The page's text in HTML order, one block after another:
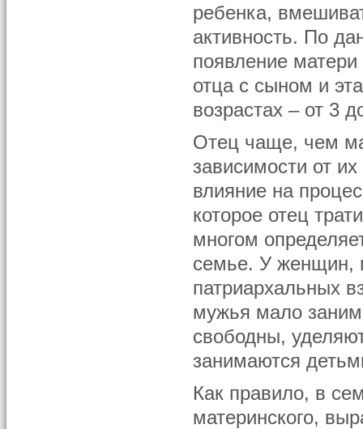
ребенка,
активность. По
появление матери
отца с сыном и
возрастах – от 3
Отец чаще, чем
зависимости от
влияние на
которое отец
многом
семье. У женщин,
патриархальных
мужья мало
свободны,
занимаются
Как правило, в
материнского,